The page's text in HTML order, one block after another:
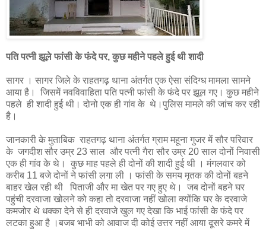
पति पत्नी झूले फांसी के फंदे पर, कुछ महीने पहले हुई थी शादी
सागर । सागर जिले के राहतगढ़ थाना अंतर्गत एक ऐसा संदिग्ध मामला सामने
आया है। जिसमें नवविवाहिता पति पत्नी फांसी के फंदे पर झूल गए। कुछ महीने
पहले ही शादी हुई थी। दोनो एक ही गांव के थे।पुलिस मामले की जांच कर रही
है।
जानकारी के मुताबिक राहतगढ़ थाना अंतर्गत ग्राम महूना गुजर में सौर परिवार
के जगदीश सौर उम्र 23 साल और पत्नी गैरा सौर उम्र 20 साल दोनों निवासी
एक ही गांव के थे। कुछ माह पहले ही दोनों की शादी हुई थी । मंगलवार को
करीब 11 बजे दोनों ने फांसी लगा ली । फांसी के समय मृतक की दोनों बहने
बाहर खेल रही थी पिताजी और मा खेत पर गए हुए थे। जब दोनों बहने घर
पहुंची दरवाजा खोलने को कहा तो दरवाजा नहीं खोला क्योंकि घर के दरवाजे
कमजोर थे धक्का देने से ही दरवाजे खुल गए देखा कि भाई फांसी के फंदे पर
लटका हुआ है ।बजब भाभी को आवाज दी कोई उत्तर नहीं आया दूसरे कमरे में